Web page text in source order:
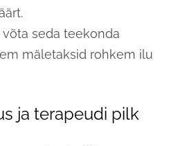
seda teekonda
mäletaksid rohkem ilu
ja terapeudi pilk